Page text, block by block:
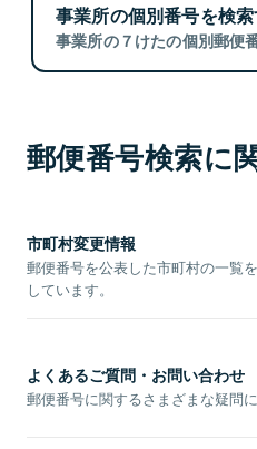
事業所の個別番号を検
事業所の７けたの個別郵便
郵便番号検索に
市町村変更情報
郵便番号を公表した市町村の一覧
しています。
よくあるご質問・お問い合わせ
郵便番号に関するさまざまな疑問に